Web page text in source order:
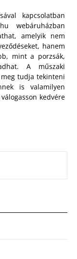
kapcsolatban
webáruházban
amelyik nem
hanem
mint a porzsák,
A műszaki
tudja tekinteni
is valamilyen
kedvére